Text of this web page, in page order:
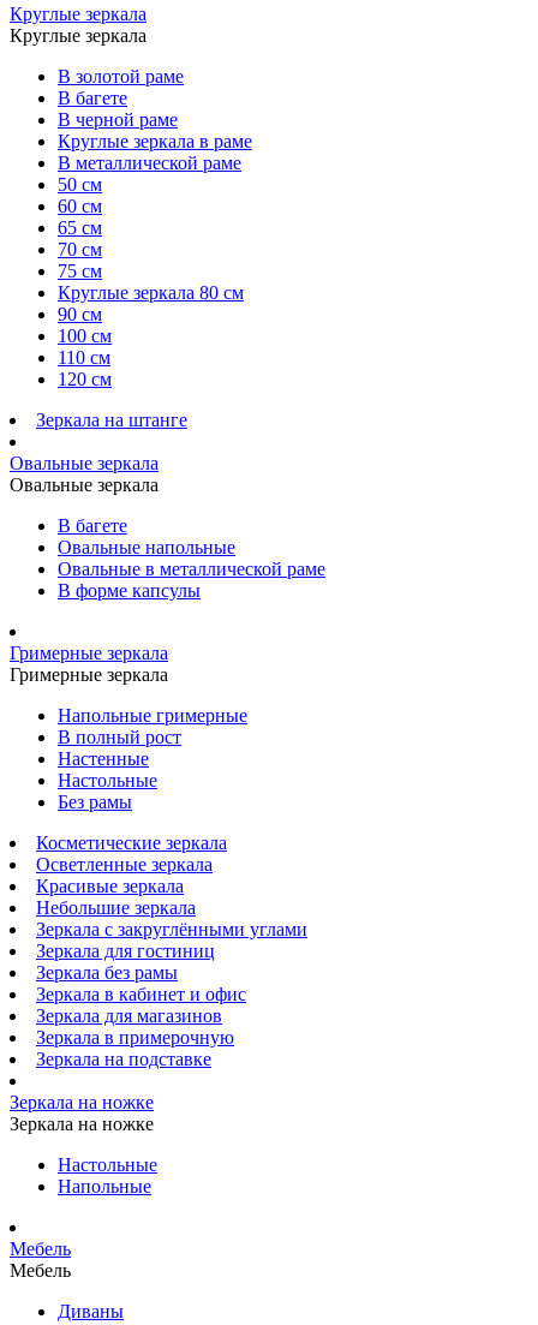
Круглые зеркала
Круглые зеркала
В золотой раме
В багете
В черной раме
Круглые зеркала в раме
В металлической раме
50 см
60 см
65 см
70 см
75 см
Круглые зеркала 80 см
90 см
100 см
110 см
120 см
Зеркала на штанге
Овальные зеркала
Овальные зеркала
В багете
Овальные напольные
Овальные в металлической раме
В форме капсулы
Гримерные зеркала
Гримерные зеркала
Напольные гримерные
В полный рост
Настенные
Настольные
Без рамы
Косметические зеркала
Осветленные зеркала
Красивые зеркала
Небольшие зеркала
Зеркала с закруглёнными углами
Зеркала для гостиниц
Зеркала без рамы
Зеркала в кабинет и офис
Зеркала для магазинов
Зеркала в примерочную
Зеркала на подставке
Зеркала на ножке
Зеркала на ножке
Настольные
Напольные
Мебель
Мебель
Диваны